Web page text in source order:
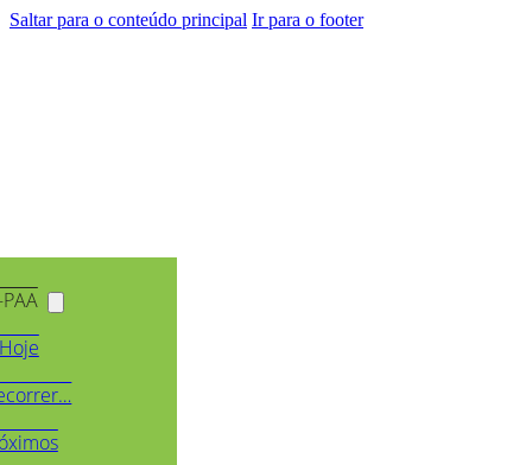
Saltar para o conteúdo principal Ir para o footer